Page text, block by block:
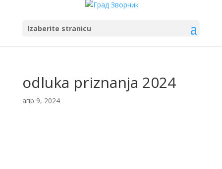
Izaberite stranicu
odluka priznanja 2024
апр 9, 2024